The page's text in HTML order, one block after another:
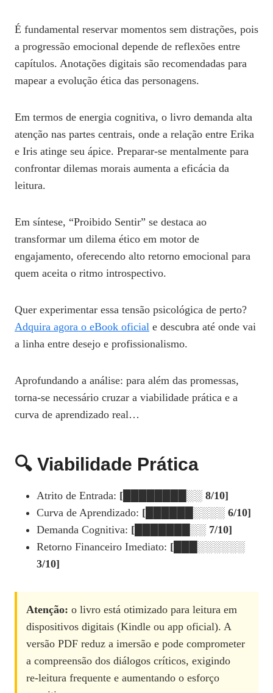
É fundamental reservar momentos sem distrações, pois
a progressão emocional depende de reflexões entre
capítulos. Anotações digitais são recomendadas para
mapear a evolução ética das personagens.
Em termos de energia cognitiva, o livro demanda alta
atenção nas partes centrais, onde a relação entre Erika
e Iris atinge seu ápice. Preparar-se mentalmente para
confrontar dilemas morais aumenta a eficácia da
leitura.
Em síntese, “Proibido Sentir” se destaca ao
transformar um dilema ético em motor de
engajamento, oferecendo alto retorno emocional para
quem aceita o ritmo introspectivo.
Quer experimentar essa tensão psicológica de perto?
Adquira agora o eBook oficial e descubra até onde vai
a linha entre desejo e profissionalismo.
Aprofundando a análise: para além das promessas,
torna-se necessário cruzar a viabilidade prática e a
curva de aprendizado real…
🔍 Viabilidade Prática
Atrito de Entrada: [████████░░ 8/10]
Curva de Aprendizado: [██████░░░░ 6/10]
Demanda Cognitiva: [███████░░ 7/10]
Retorno Financeiro Imediato: [███░░░░░░
3/10]
Atenção: o livro está otimizado para leitura em
dispositivos digitais (Kindle ou app oficial). A
versão PDF reduz a imersão e pode comprometer
a compreensão dos diálogos críticos, exigindo
re‑leitura frequente e aumentando o esforço